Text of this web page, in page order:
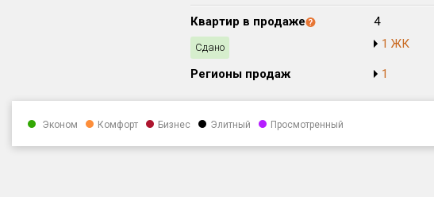
Квартир в продаже 4
Сдано 1 ЖК
Регионы продаж 1
Эконом Комфорт Бизнес Элитный Просмотренный